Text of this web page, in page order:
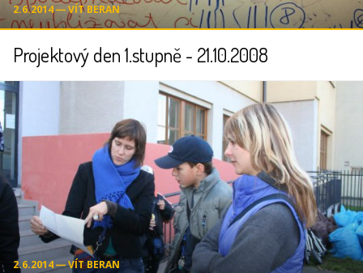
2.6.2014 ― VÍT BERAN
Projektový den 1.stupně - 21.10.2008
2.6.2014 ― VÍT BERAN